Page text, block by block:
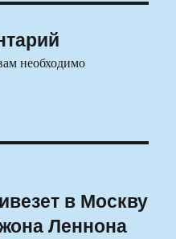
необходимо
в Москву
Леннона